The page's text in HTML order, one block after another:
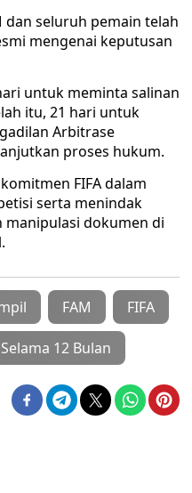
dan seluruh pemain telah
mengenai keputusan
untuk meminta salinan
itu, 21 hari untuk
Arbitrase
proses hukum.
FIFA dalam
serta menindak
dokumen di
FAM FIFA
Selama 12 Bulan